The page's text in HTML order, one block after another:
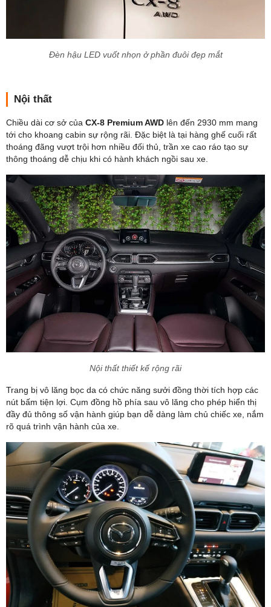
Đèn hậu LED vuốt nhọn ở phần đuôi đẹp mắt
Nội thất
Chiều dài cơ sở của CX-8 Premium AWD lên đến 2930 mm mang
tới cho khoang cabin sự rộng rãi. Đặc biệt là tại hàng ghế cuối rất
thoáng đãng vượt trội hơn nhiều đối thủ, trần xe cao ráo tạo sự
thông thoáng dễ chịu khi có hành khách ngồi sau xe.
Nội thất thiết kế rộng rãi
Trang bị vô lăng bọc da có chức năng sưởi đồng thời tích hợp các
nút bấm tiện lợi. Cụm đồng hồ phía sau vô lăng cho phép hiển thị
đầy đủ thông số vận hành giúp bạn dễ dàng làm chủ chiếc xe, nắm
rõ quá trình vận hành của xe.